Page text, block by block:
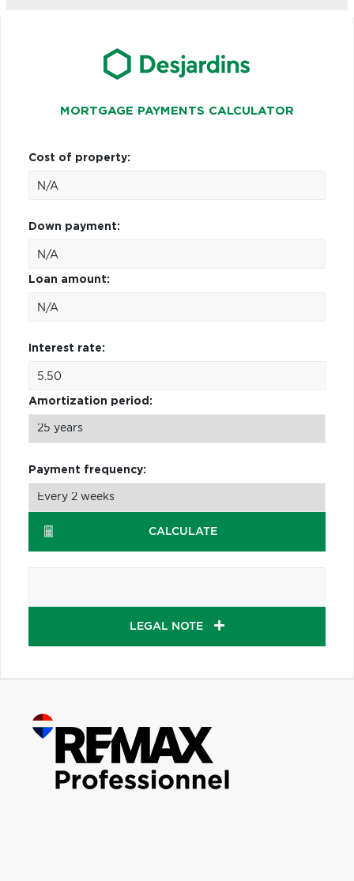
MORTGAGE PAYMENTS CALCULATOR
Cost of property:
Down payment:
Loan amount:
Interest rate:
Amortization period:
Payment frequency:
CALCULATE
LEGAL NOTE